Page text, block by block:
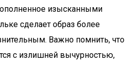
изысканными
сделает образ более
Важно помнить, что
с излишней вычурностью,